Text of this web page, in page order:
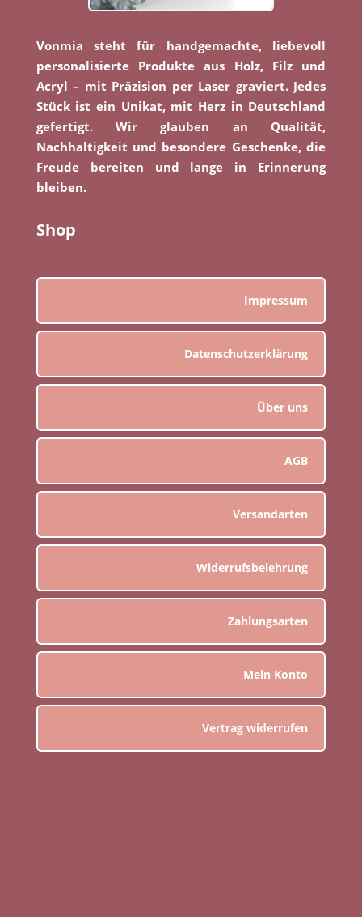
Vonmia steht für handgemachte, liebevoll
personalisierte Produkte aus Holz, Filz und
Acryl – mit Präzision per Laser graviert. Jedes
Stück ist ein Unikat, mit Herz in Deutschland
gefertigt. Wir glauben an Qualität,
Nachhaltigkeit und besondere Geschenke, die
Freude bereiten und lange in Erinnerung
bleiben.
Shop
Impressum
Datenschutzerklärung
Über uns
AGB
Versandarten
Widerrufsbelehrung
Zahlungsarten
Mein Konto
Vertrag widerrufen